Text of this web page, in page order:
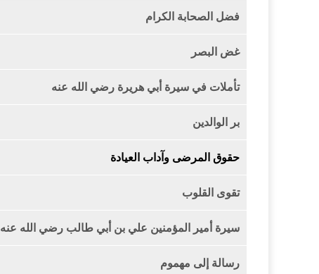
فضل الصحابة الكرام
غض البصر
تأملات في سيرة أبي هريرة رضي الله عنه
بر الوالدين
حقوق المرضى وآداب العيادة
تقوى القلوب
سيرة أمير المؤمنين علي بن أبي طالب رضي الله عنه
رسالة إلى مهموم